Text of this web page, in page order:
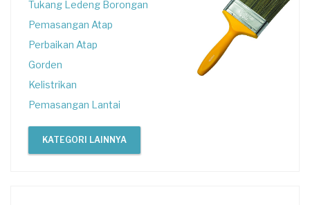
Tukang Ledeng Borongan
Pemasangan Atap
Perbaikan Atap
Gorden
Kelistrikan
Pemasangan Lantai
KATEGORI LAINNYA